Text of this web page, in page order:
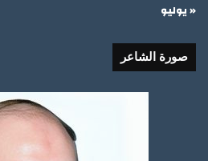
« يوليو
صورة الشاعر